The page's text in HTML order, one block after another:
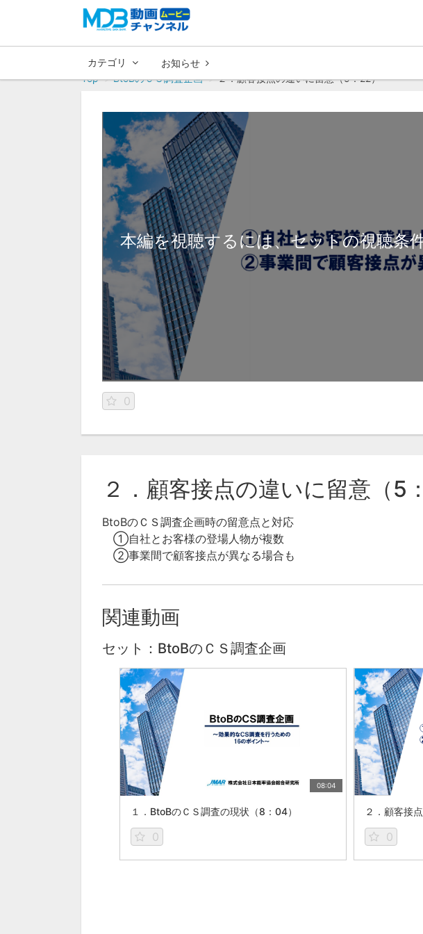
カテゴリ お知らせ
Top
BtoBのＣＳ調査企画 ２．顧客接点の違いに留意（5：22）
本編を視聴するには、セットの視聴条
0
２．顧客接点の違いに留意（5
BtoBのＣＳ調査企画時の留意点と対応
①自社とお客様の登場人物が複数
②事業間で顧客接点が異なる場合も
関連動画
セット：BtoBのＣＳ調査企画
08:04
１．BtoBのＣＳ調査の現状（8：04）
0
２．顧客接
0